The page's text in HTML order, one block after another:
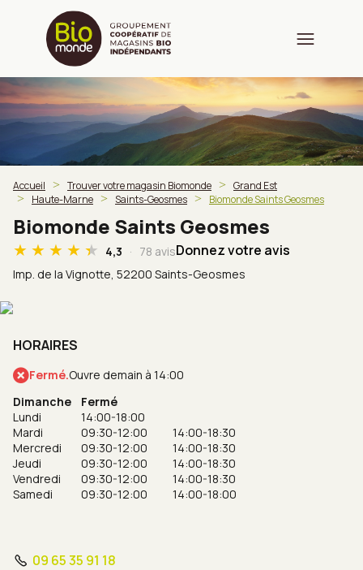
Accueil Trouver votre magasin Biomonde
Grand Est
Haute-Marne
Saints-Geosmes Biomonde Saints Geosmes
Biomonde Saints Geosmes
4,3 78 avisDonnez votre avis
Imp. de la Vignotte, 52200 Saints-Geosmes
HORAIRES
Fermé.Ouvre demain à 14:00
Dimanche
Fermé
Lundi
14:00-18:00
Mardi
09:30-12:00
14:00-18:30
Mercredi
09:30-12:00
14:00-18:30
Jeudi
09:30-12:00
14:00-18:30
Vendredi
09:30-12:00
14:00-18:30
Samedi
09:30-12:00 14:00-18:00
09 65 35 91 18